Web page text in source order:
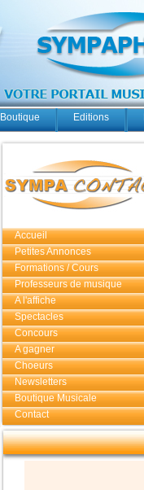
Boutique Editions
Accueil
Petites Annonces
Formations / Cours
Professeurs de musique
A l'affiche
Spectacles
Concours
A gagner
Choeurs
Newsletters
Boutique Musicale
Contact